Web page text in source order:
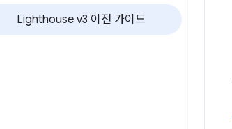
Lighthouse v3 이전 가이드